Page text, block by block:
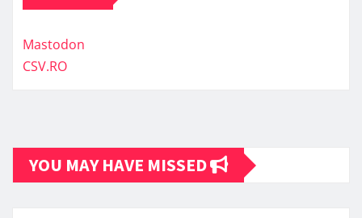
Mastodon
CSV.RO
YOU MAY HAVE MISSED